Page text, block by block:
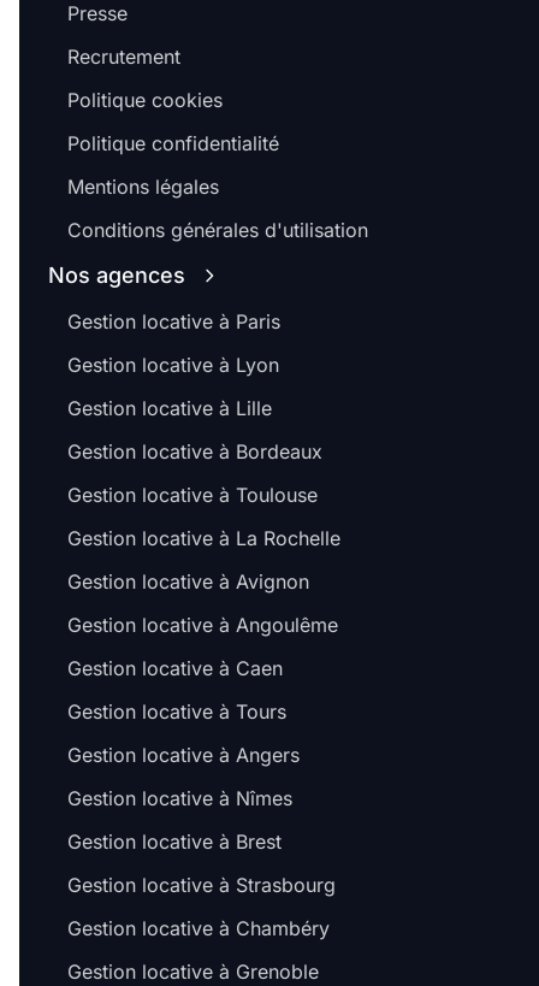
Presse
Recrutement
Politique cookies
Politique confidentialité
Mentions légales
Conditions générales d'utilisation
Nos agences
Gestion locative à Paris
Gestion locative à Lyon
Gestion locative à Lille
Gestion locative à Bordeaux
Gestion locative à Toulouse
Gestion locative à La Rochelle
Gestion locative à Avignon
Gestion locative à Angoulême
Gestion locative à Caen
Gestion locative à Tours
Gestion locative à Angers
Gestion locative à Nîmes
Gestion locative à Brest
Gestion locative à Strasbourg
Gestion locative à Chambéry
Gestion locative à Grenoble